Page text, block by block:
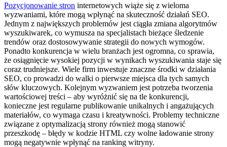
Pozycjonowanie stron internetowych wiąże się z wieloma
wyzwaniami, które mogą wpłynąć na skuteczność działań SEO.
Jednym z największych problemów jest ciągła zmiana algorytmów
wyszukiwarek, co wymusza na specjalistach bieżące śledzenie
trendów oraz dostosowywanie strategii do nowych wymogów.
Ponadto konkurencja w wielu branżach jest ogromna, co sprawia,
że osiągnięcie wysokiej pozycji w wynikach wyszukiwania staje się
coraz trudniejsze. Wiele firm inwestuje znaczne środki w działania
SEO, co prowadzi do walki o pierwsze miejsca dla tych samych
słów kluczowych. Kolejnym wyzwaniem jest potrzeba tworzenia
wartościowej treści – aby wyróżnić się na tle konkurencji,
konieczne jest regularne publikowanie unikalnych i angażujących
materiałów, co wymaga czasu i kreatywności. Problemy techniczne
związane z optymalizacją strony również mogą stanowić
przeszkodę – błędy w kodzie HTML czy wolne ładowanie strony
mogą negatywnie wpłynąć na ranking witryny.